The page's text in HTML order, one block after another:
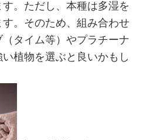
。ただし、本種は多湿を
。そのため、組み合わせ
（タイム等）やプラチーナ
植物を選ぶと良いかもし